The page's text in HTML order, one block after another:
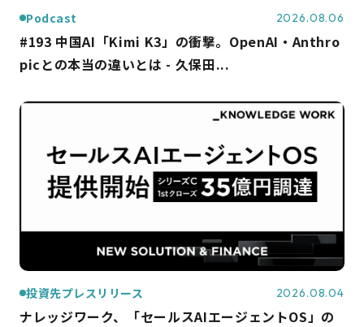
Podcast 2026.08.06
#193 中国AI「Kimi K3」の衝撃。OpenAI・Anthro
picとの本当の違いとは - 久保田...
投資先プレスリリース 2026.08.04
ナレッジワーク、「セールスAIエージェントOS」の